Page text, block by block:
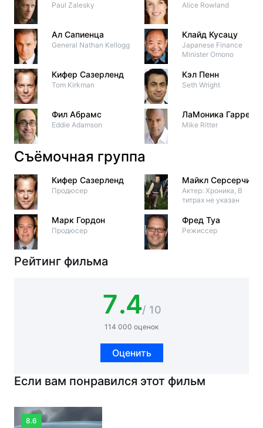
Paul Zalesky
Ал Сапиенца
General Nathan Kellogg
Кифер Сазерленд
Tom Kirkman
Фил Абрамс
Eddie Adamson
Alice Rowland
Клайд Кусацу
Japanese Finance
Minister Omono
Кэл Пенн
Seth Wright
ЛаМоника Гаррет
Mike Ritter
Съёмочная группа
Кифер Сазерленд
Продюсер
Марк Гордон
Продюсер
Майкл Серсерчи
Актер: Хроника, В
титрах не указан
Фред Туа
Режиссер
Рейтинг фильма
7.4/ 10
114 000 оценок
Оценить
Если вам понравился этот фильм
8.6